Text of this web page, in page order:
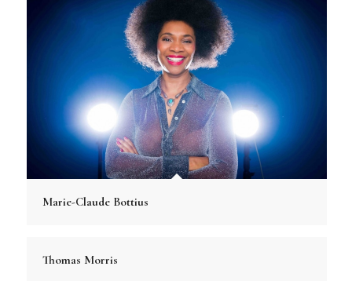
Marie-Claude Bottius
Thomas Morris